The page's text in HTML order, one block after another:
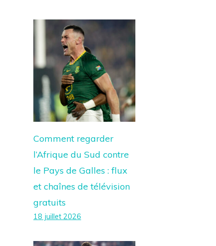
Comment regarder
l’Afrique du Sud contre
le Pays de Galles : flux
et chaînes de télévision
gratuits
18 juillet 2026